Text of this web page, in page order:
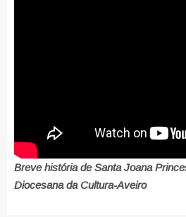
Breve história de Santa Joana
Diocesana da Cultura-Aveiro